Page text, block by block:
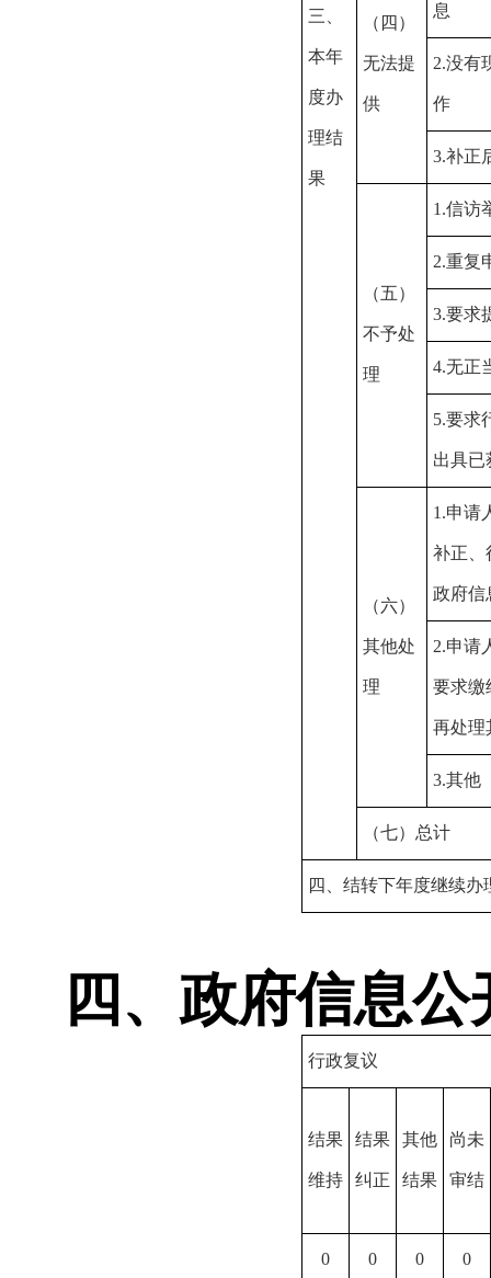
三、
本年
度办
理结
果
（四）
无法提
供
息
2.没有
作
3.补正
（五）
不予处
理
1.信访
2.重复
3.要求
4.无正
5.要求
出具已
（六）
其他处
理
1.申请
补正、
政府信
2.申请
要求缴
再处理
3.其他
（七）总计
四、结转下年度继续办
四、政府信息
行政复议
结果
维持
结果
纠正
其他
结果
尚未
审结
0 0 0 0